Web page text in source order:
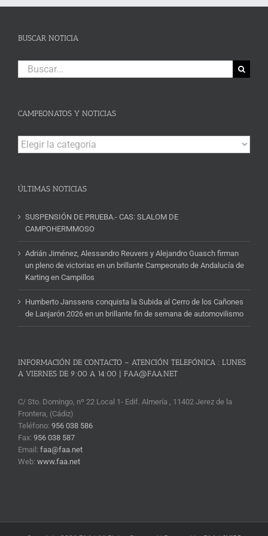
BUSCAR NOTICIA
Buscar:
CAMPEONATOS Y NOTICIAS
Campeonatos
y
ÚLTIMAS NOTICIAS
SUSPENSIÓN DE PRUEBA.- CAS: SLALOM DE
CAMPOHERMMOSO
Adrián Jiménez, Alessandro Reuvers y Alejandro Guasch firman
un pleno de victorias en un brillante Campeonato de Andalucía de
Karting en Campillos
Humberto Janssens conquista la Subida al Cerro de los Cañones
de Lanjarón 2026 en un brillante fin de semana de automovilismo
INFORMACIÓN DE CONTACTO – ATENCIÓN TELEFÓNICA : LUNES
A VIERNES DE 9:00 A 14:00 | FAA@FAA.NET
C/ Sto. Domingo, nº 22 Local 1- Edif. Almería , 11402 Jerez de la
Frontera, (Cádiz)
Teléfono: 956 038 586
Fax: 956 038 587
Email: faa@faa.net
Web: www.faa.net